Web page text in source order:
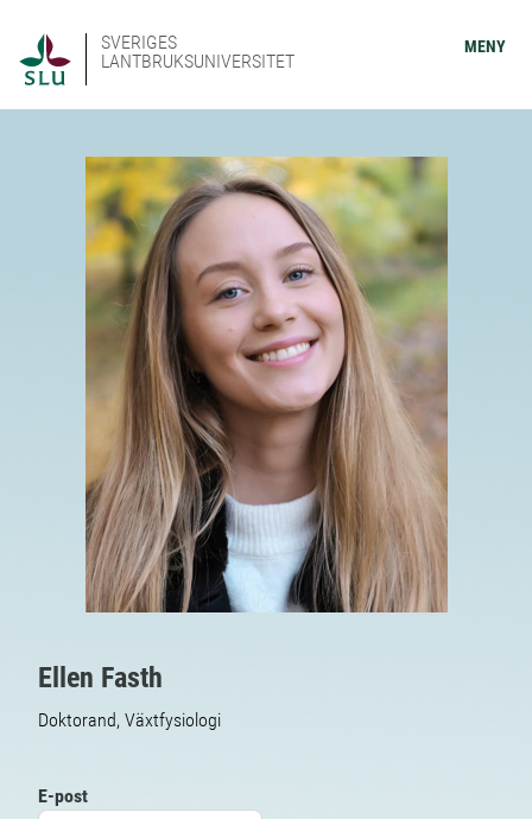
SVERIGES
LANTBRUKSUNIVERSITET
MENY
Ellen Fasth
Doktorand, Växtfysiologi
E-post